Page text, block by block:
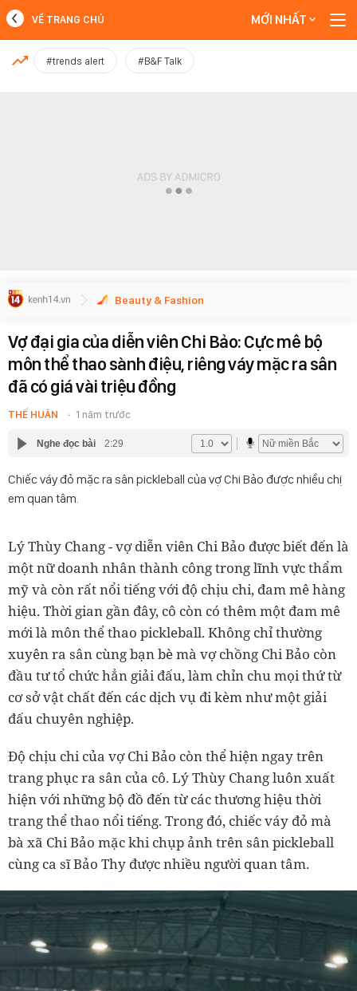
MỚI NHẤT
VỀ TRANG CHỦ MỚI NHẤT
#trends alert #B&F Talk
Beauty & Fashion
Vợ đại gia của diễn viên Chi Bảo: Cực mê bộ
môn thể thao sành điệu, riêng váy mặc ra sân
đã có giá vài triệu đồng
THẾ HUÂN 1 năm trước
Nghe đọc bài 2:29
Chiếc váy đỏ mặc ra sân pickleball của vợ Chi Bảo được nhiều chị
em quan tâm.
Lý Thùy Chang - vợ diễn viên Chi Bảo được biết đến là
một nữ doanh nhân thành công trong lĩnh vực thẩm
mỹ và còn rất nổi tiếng với độ chịu chi, đam mê hàng
hiệu. Thời gian gần đây, cô còn có thêm một đam mê
mới là môn thể thao pickleball. Không chỉ thường
xuyên ra sân cùng bạn bè mà vợ chồng Chi Bảo còn
đầu tư tổ chức hẳn giải đấu, làm chỉn chu mọi thứ từ
cơ sở vật chất đến các dịch vụ đi kèm như một giải
đấu chuyên nghiệp.
Độ chịu chi của vợ Chi Bảo còn thể hiện ngay trên
trang phục ra sân của cô. Lý Thùy Chang luôn xuất
hiện với những bộ đồ đến từ các thương hiệu thời
trang thể thao nổi tiếng. Trong đó, chiếc váy đỏ mà
bà xã Chi Bảo mặc khi chụp ảnh trên sân pickleball
cùng ca sĩ Bảo Thy được nhiều người quan tâm.